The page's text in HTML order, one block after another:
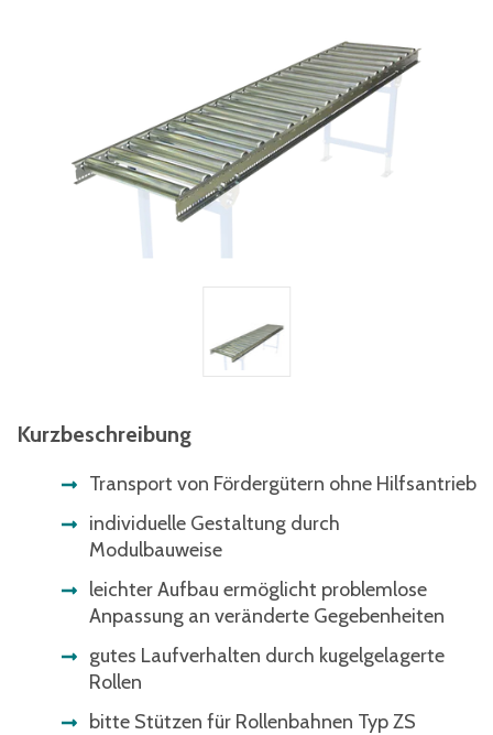
Kurzbeschreibung
Transport von Fördergütern ohne Hilfsantrieb
individuelle Gestaltung durch
Modulbauweise
leichter Aufbau ermöglicht problemlose
Anpassung an veränderte Gegebenheiten
gutes Laufverhalten durch kugelgelagerte
Rollen
bitte Stützen für Rollenbahnen Typ ZS